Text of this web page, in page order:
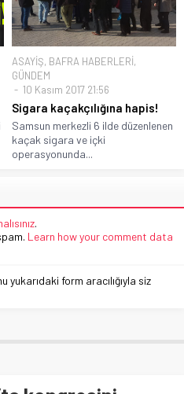
ASAYİŞ, BAFRA HABERLERİ,
GÜNDEM
10 Kasım 2017 21:56
Sigara kaçakçılığına hapis!
Samsun merkezli 6 ilde düzenlenen
kaçak sigara ve içki
operasyonunda...
.
Learn how your comment data
yukarıdaki form aracılığıyla siz